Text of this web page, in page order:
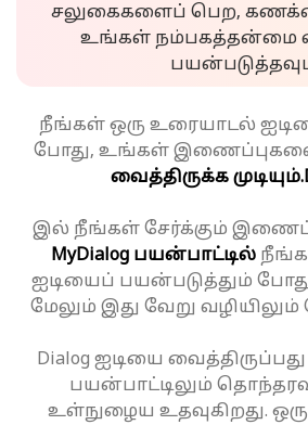
சலுகைகளைப் பெற,
உங்கள்
நீங்கள் ஒரு உரையாடல்
போது, உங்கள்
வைத்திருக்க முடியும்.
இல் நீங்கள் சேர்க்கும்
MyDialog பயன்பாட்டில்
ஐடியைப் பயன்படுத்தும் போது
மேலும் இது வேறு வழியிலும்
Dialog ஐடியை வைத்திருப்பது
பயன்பாட்டிலும்
உள்நுழைய உதவுகிறது. ஒரு